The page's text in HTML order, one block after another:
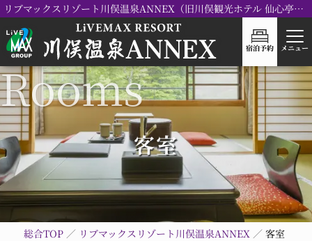
リブマックスリゾート川俣温泉ANNEX（旧川俣観光ホテル 仙心亭）がリブランドOPEN！
宿泊予約 メニュー
客室
総合TOP リブマックスリゾート川俣温泉ANNEX 客室